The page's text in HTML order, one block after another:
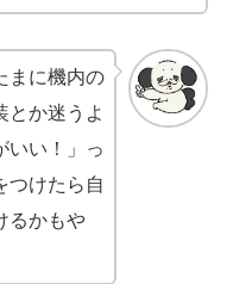
まに機内の
とか迷うよ
いい！」っ
つけたら自
るかもや